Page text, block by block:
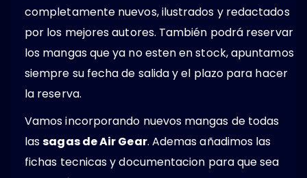
completamente nuevos, ilustrados y redactados
por los mejores autores. También podrá reservar
los mangas que ya no esten en stock, apuntamos
siempre su fecha de salida y el plazo para hacer
la reserva.
Vamos incorporando nuevos mangas de todas
lassagas de Air Gear. Ademas añadimos las
fichas tecnicas y documentacion para que sea